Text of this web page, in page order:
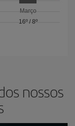
Março
16º/ 8º
nossos